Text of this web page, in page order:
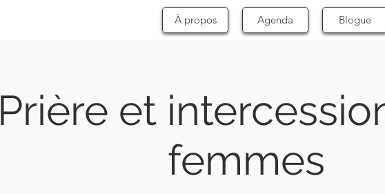
À propos Agenda Blogue
Prière et
femmes